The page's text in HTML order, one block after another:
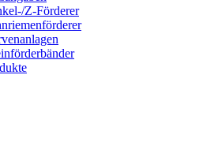
Z-Förderer